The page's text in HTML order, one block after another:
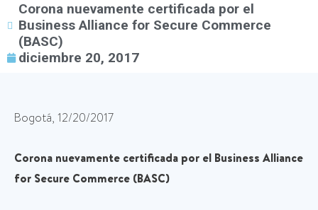
Corona nuevamente certificada por el
Business Alliance for Secure Commerce
(BASC)
diciembre 20, 2017
Bogotá, 12/20/2017
Corona nuevamente certificada por el Business Alliance
for Secure Commerce (BASC)